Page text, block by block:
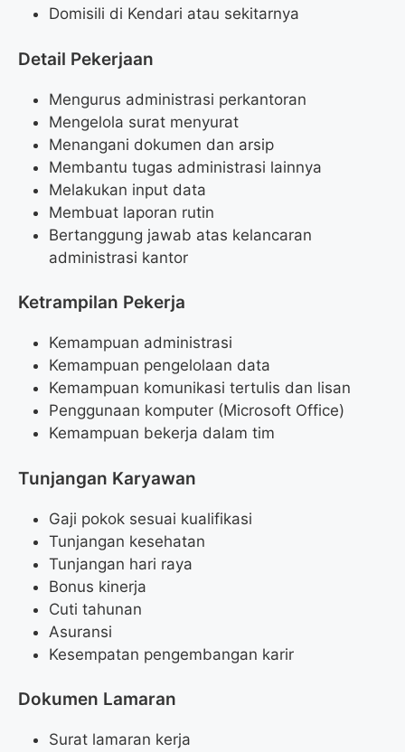
Domisili di Kendari atau sekitarnya
Detail Pekerjaan
Mengurus administrasi perkantoran
Mengelola surat menyurat
Menangani dokumen dan arsip
Membantu tugas administrasi lainnya
Melakukan input data
Membuat laporan rutin
Bertanggung jawab atas kelancaran
administrasi kantor
Ketrampilan Pekerja
Kemampuan administrasi
Kemampuan pengelolaan data
Kemampuan komunikasi tertulis dan lisan
Penggunaan komputer (Microsoft Office)
Kemampuan bekerja dalam tim
Tunjangan Karyawan
Gaji pokok sesuai kualifikasi
Tunjangan kesehatan
Tunjangan hari raya
Bonus kinerja
Cuti tahunan
Asuransi
Kesempatan pengembangan karir
Dokumen Lamaran
Surat lamaran kerja